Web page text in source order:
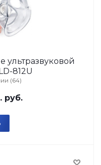
ультразвуковой
812U
(64)
руб.